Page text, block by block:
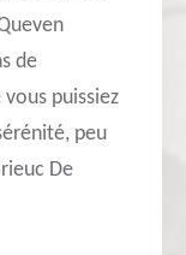
de
puissiez
peu
De